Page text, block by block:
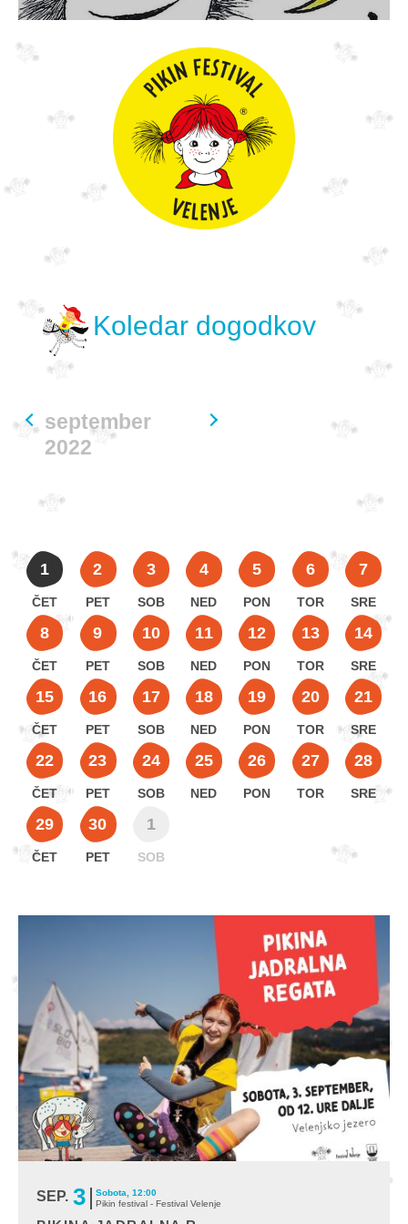
Koledar dogodkov
september
2022
ČET PET SOB NED PON TOR SRE
ČET PET SOB NED PON TOR SRE
ČET PET SOB NED PON TOR SRE
ČET PET SOB NED PON TOR SRE
ČET PET SOB
SEP. 3
Sobota, 12:00
Pikin festival - Festival Velenje